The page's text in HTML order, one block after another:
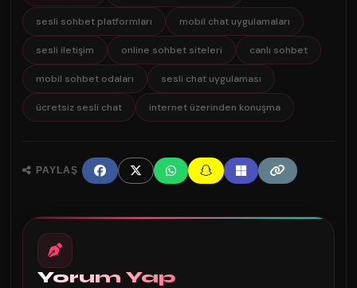
sesli sohbet platformları mobil chat uygulamaları
sesli iletişim online sohbet siteleri canlı sohbet
mobil sohbet odaları sesli chat uygulaması
ücretsiz sesli chat internet üzerinden konuşma
PAYLAŞ
Yorum Yap